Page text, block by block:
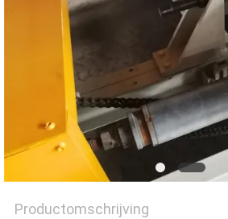
Productomschrijving